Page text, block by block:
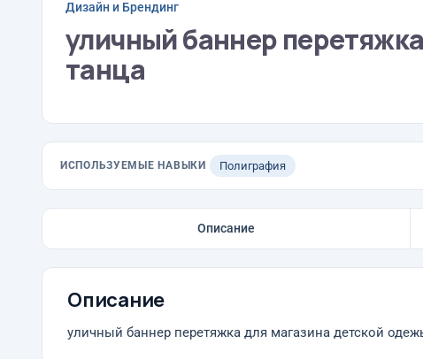
Дизайн и Брендинг
уличный баннер
танца
ИСПОЛЬЗУЕМЫЕ НАВЫКИ Полиграфия
Описание
Описание
уличный баннер перетяжка для магазина детской